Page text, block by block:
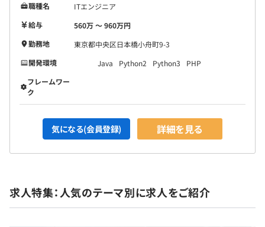
職種名
ITエンジニア
給与
560万 〜 960万円
勤務地
東京都中央区日本橋小舟町9-3
開発環境
Java Python2 Python3
PHP
フレームワー
ク
気になる(会員登録) 詳細を見る
求人特集：人気のテーマ別に求人をご紹介